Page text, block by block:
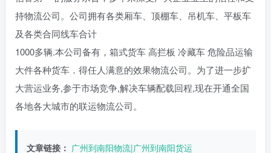
持物流公司。公司拥有各类厢车、顶棚车、吊机车、平板车
及各类合同线车合计
1000多辆.本公司备有，箱式货车 高拦板 冷藏车 危险品运输
大件各种货车．得任人满意的效果物流公司。为了进一步扩
大营运业务,参于市场竞争,解决车辆配载回程,现在开通全国
各地各大城市的联运物流公司。
文章链接： 广州到南阳物流|广州到南阳货运